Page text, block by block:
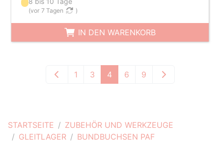
STARTSEITE
ZUBEHÖR UND WERKZEUGE
GLEITLAGER
BUNDBUCHSEN PAF
(vor 7 Tagen )
IN DEN WARENKORB
1 3 4 6 9